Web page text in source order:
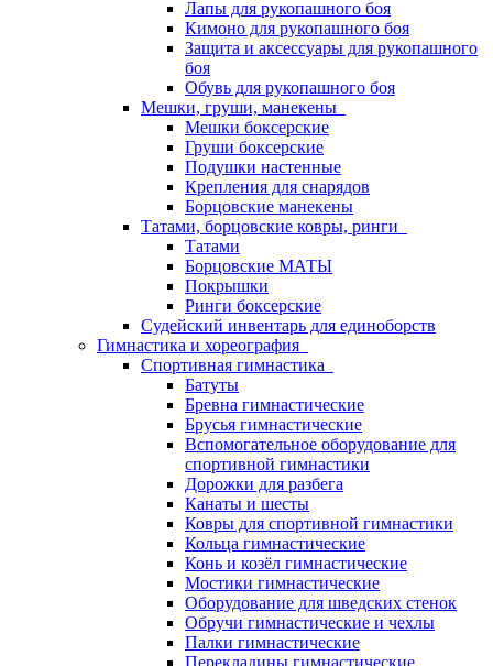
Лапы для рукопашного боя
Кимоно для рукопашного боя
Защита и аксессуары для рукопашного
боя
Обувь для рукопашного боя
Мешки, груши, манекены
Мешки боксерские
Груши боксерские
Подушки настенные
Крепления для снарядов
Борцовские манекены
Татами, борцовские ковры, ринги
Татами
Борцовские МАТЫ
Покрышки
Ринги боксерские
Судейский инвентарь для единоборств
Гимнастика и хореография
Спортивная гимнастика
Батуты
Бревна гимнастические
Брусья гимнастические
Вспомогательное оборудование для
спортивной гимнастики
Дорожки для разбега
Канаты и шесты
Ковры для спортивной гимнастики
Кольца гимнастические
Конь и козёл гимнастические
Мостики гимнастические
Оборудование для шведских стенок
Обручи гимнастические и чехлы
Палки гимнастические
Перекладины гимнастические